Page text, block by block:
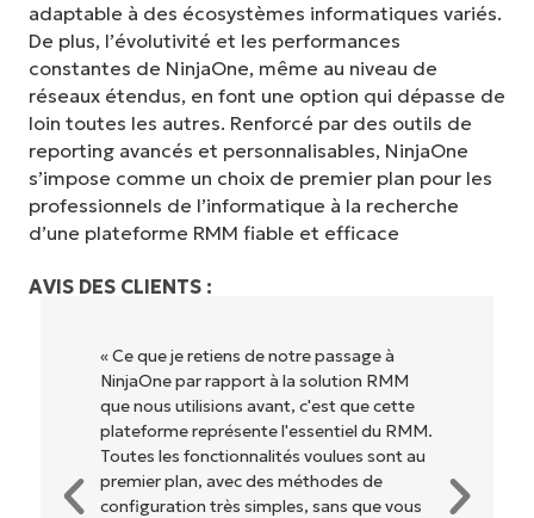
adaptable à des écosystèmes informatiques variés.
De plus, l’évolutivité et les performances
constantes de NinjaOne, même au niveau de
réseaux étendus, en font une option qui dépasse de
loin toutes les autres. Renforcé par des outils de
reporting avancés et personnalisables, NinjaOne
s’impose comme un choix de premier plan pour les
professionnels de l’informatique à la recherche
d’une plateforme RMM fiable et efficace
AVIS DES CLIENTS :
« NinjaOne est extrêmement simple
d'utilisation grâce à une interface fluide et
des fonctionnalités back-end puissantes.
Pas de configuration complexe ou
d'interface difficile à maîtriser. Toutes les
options et tous les outils sont clairement
étiquetés, faciles à comprendre et il est
Pas de carte de crédit requise, accès complet à
toutes les fonctionnalités.
Business
email*